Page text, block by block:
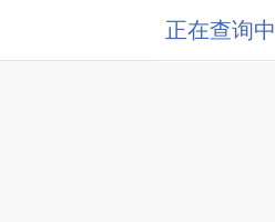
正在查询中